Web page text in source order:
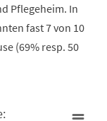
Pflegeheim. In
fast 7 von 10
(69% resp. 50